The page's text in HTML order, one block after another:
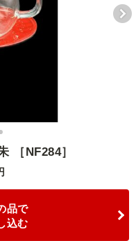
［NF284］
品で
込む